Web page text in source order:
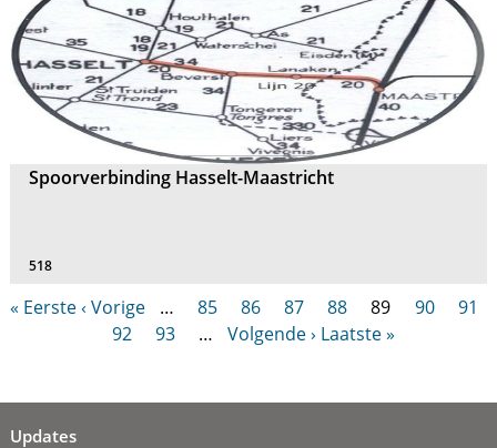
Spoorverbinding Hasselt-Maastricht
518
« Eerste‹ Vorige … 85 86 87 88 89 90
91
92
93 … Volgende › Laatste »
Updates